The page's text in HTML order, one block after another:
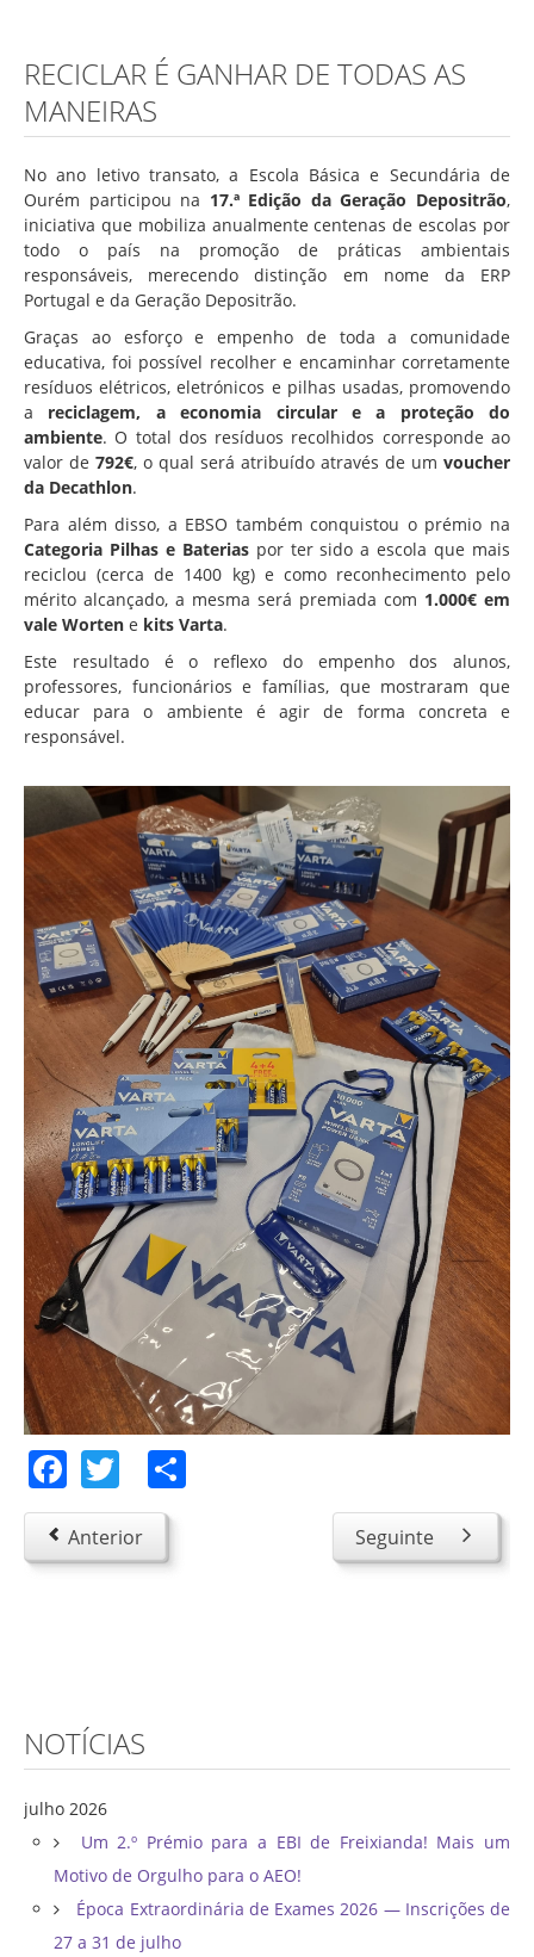
Atividades do 1º Ciclo
Clubes & Projetos
Exames
Associação de Estudantes
Erasmus+
Calendário Escolar
Manuais Escolares
Horários
Serviços
Secretarias
Bibliotecas
Reprografias/Papelarias
Bufetes/Bares
Refeitórios
Contactos
RECICLAR É GANHAR DE TODAS AS
MANEIRAS
No ano letivo transato, a Escola Básica e Secundária de
Ourém participou na 17.ª Edição da Geração Depositrão,
iniciativa que mobiliza anualmente centenas de escolas por
todo o país na promoção de práticas ambientais
responsáveis, merecendo distinção em nome da ERP
Portugal e da Geração Depositrão.
Graças ao esforço e empenho de toda a comunidade
educativa, foi possível recolher e encaminhar corretamente
resíduos elétricos, eletrónicos e pilhas usadas, promovendo
a reciclagem, a economia circular e a proteção do
ambiente. O total dos resíduos recolhidos corresponde ao
valor de 792€, o qual será atribuído através de um voucher
da Decathlon.
Para além disso, a EBSO também conquistou o prémio na
Categoria Pilhas e Bateriaspor ter sido a escola que mais
reciclou (cerca de 1400 kg) e como reconhecimento pelo
mérito alcançado, a mesma será premiada com 1.000€ em
vale Worten e kits Varta.
Este resultado é o reflexo do empenho dos alunos,
professores, funcionários e famílias, que mostraram que
educar para o ambiente é agir de forma concreta e
responsável.
Facebook
Twitter
Anterior Seguinte
NOTÍCIAS
julho 2026
Um 2.º Prémio para a EBI de Freixianda! Mais um
Motivo de Orgulho para o AEO!
Época Extraordinária de Exames 2026 — Inscrições de
27 a 31 de julho